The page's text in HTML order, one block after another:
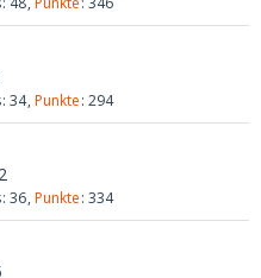
34 Punkte 294
36 Punkte 334